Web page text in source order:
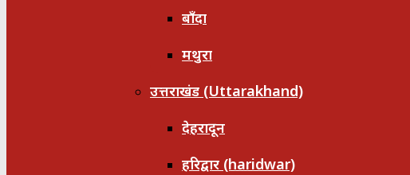
बाँदा
मथुरा
उत्तराखंड (Uttarakhand)
देहरादून
हरिद्वार (haridwar)